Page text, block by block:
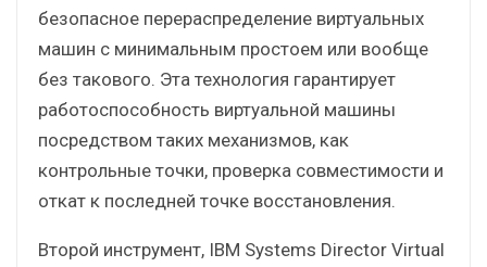
безопасное перераспределение виртуальных
машин с минимальным простоем или вообще
без такового. Эта технология гарантирует
работоспособность виртуальной машины
посредством таких механизмов, как
контрольные точки, проверка совместимости и
откат к последней точке восстановления.
Второй инструмент, IBM Systems Director Virtual